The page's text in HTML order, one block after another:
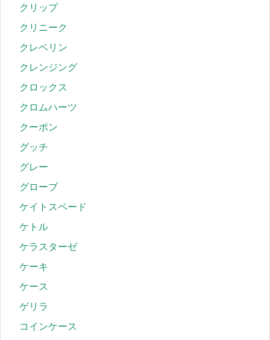
クリップ
クリニーク
クレベリン
クレンジング
クロックス
クロムハーツ
クーポン
グッチ
グレー
グローブ
ケイトスペード
ケトル
ケラスターゼ
ケーキ
ケース
ゲリラ
コインケース